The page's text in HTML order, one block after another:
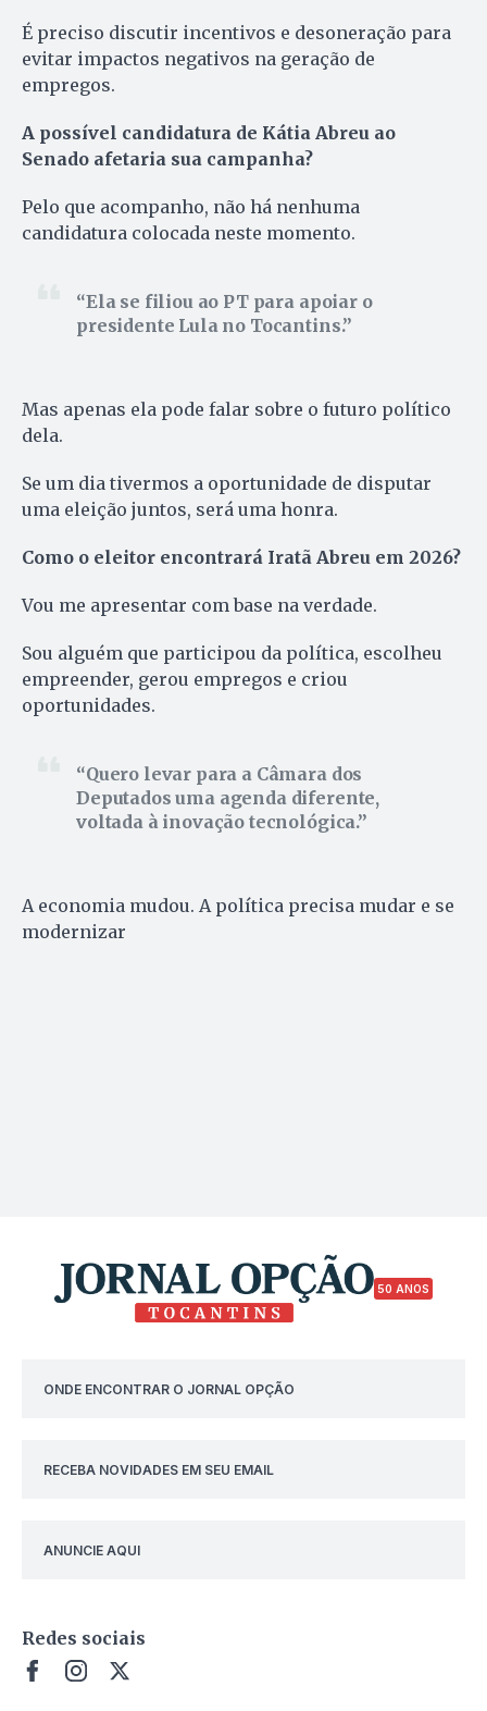
É preciso discutir incentivos e desoneração para
evitar impactos negativos na geração de
empregos.
A possível candidatura de Kátia Abreu ao
Senado afetaria sua campanha?
Pelo que acompanho, não há nenhuma
candidatura colocada neste momento.
Ela se filiou ao PT para apoiar o
presidente Lula no Tocantins.
Mas apenas ela pode falar sobre o futuro político
dela.
Se um dia tivermos a oportunidade de disputar
uma eleição juntos, será uma honra.
Como o eleitor encontrará Iratã Abreu em 2026?
Vou me apresentar com base na verdade.
Sou alguém que participou da política, escolheu
empreender, gerou empregos e criou
oportunidades.
Quero levar para a Câmara dos
Deputados uma agenda diferente,
voltada à inovação tecnológica.
A economia mudou. A política precisa mudar e se
modernizar
50 ANOS
ONDE ENCONTRAR O JORNAL OPÇÃO
RECEBA NOVIDADES EM SEU EMAIL
ANUNCIE AQUI
Redes sociais